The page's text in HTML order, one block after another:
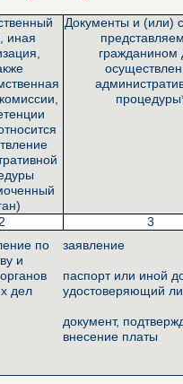
иная
Документы и (или)
гражданином
2 3
по
и
дел
заявление
паспорт или иной
удостоверяющий
документ,
внесение платы